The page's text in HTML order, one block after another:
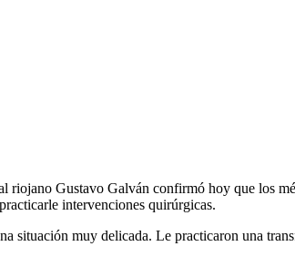
Gustavo Galván confirmó hoy que los
intervenciones quirúrgicas.
situación muy delicada. Le practicaron una